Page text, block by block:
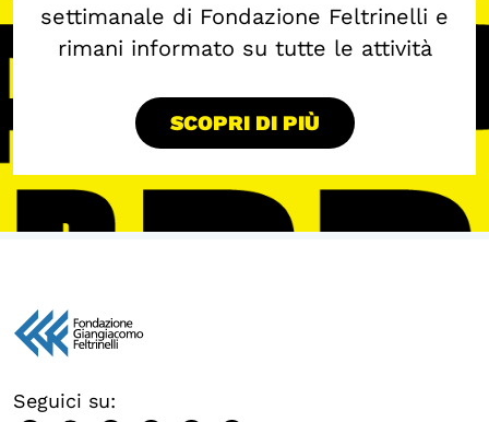
settimanale di Fondazione Feltrinelli e
rimani informato su tutte le attività
SCOPRI DI PIÙ
Seguici su: